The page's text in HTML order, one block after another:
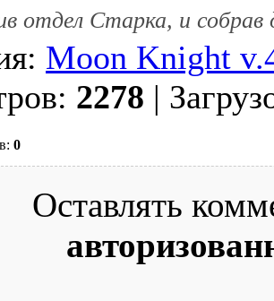
отдел Старка, и
Moon Knight
2278 |
0
Оставлять